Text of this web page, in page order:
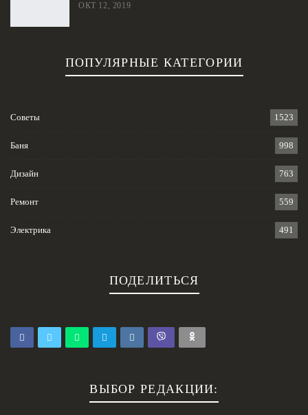
ОКТ 12, 2019
ПОПУЛЯРНЫЕ КАТЕГОРИИ
Советы 1523
Баня 998
Дизайн 763
Ремонт 559
Электрика 491
ПОДЕЛИТЬСЯ
ВЫБОР РЕДАКЦИИ: